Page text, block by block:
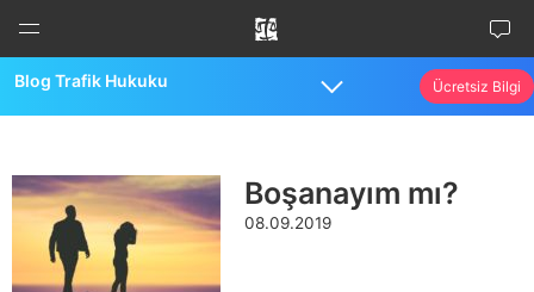
Blog Trafik Hukuku Ücretsiz Bilgi
Boşanayım mı?
08.09.2019